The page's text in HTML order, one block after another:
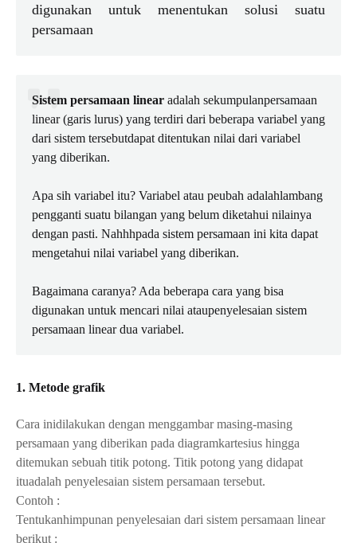
digunakan untuk menentukan solusi suatu
persamaan
Sistem persamaan linear adalah sekumpulanpersamaan
linear (garis lurus) yang terdiri dari beberapa variabel yang
dari sistem tersebutdapat ditentukan nilai dari variabel
yang diberikan.
Apa sih variabel itu? Variabel atau peubah adalahlambang
pengganti suatu bilangan yang belum diketahui nilainya
dengan pasti. Nahhhpada sistem persamaan ini kita dapat
mengetahui nilai variabel yang diberikan.
Bagaimana caranya? Ada beberapa cara yang bisa
digunakan untuk mencari nilai ataupenyelesaian sistem
persamaan linear dua variabel.
1. Metode grafik
Cara inidilakukan dengan menggambar masing-masing
persamaan yang diberikan pada diagramkartesius hingga
ditemukan sebuah titik potong. Titik potong yang didapat
ituadalah penyelesaian sistem persamaan tersebut.
Contoh :
Tentukanhimpunan penyelesaian dari sistem persamaan linear
berikut :